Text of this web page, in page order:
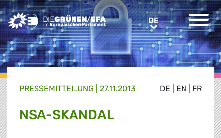
Greens/EFA Home DEDE
DE EN FR
PRESSE­MITTEILUNG 27.11.2013
NSA-SKANDAL